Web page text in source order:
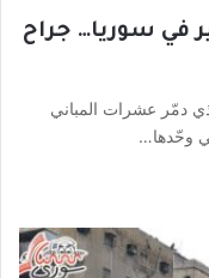
في سوريا… جراح
دمّر عشرات المباني
وحّدها…